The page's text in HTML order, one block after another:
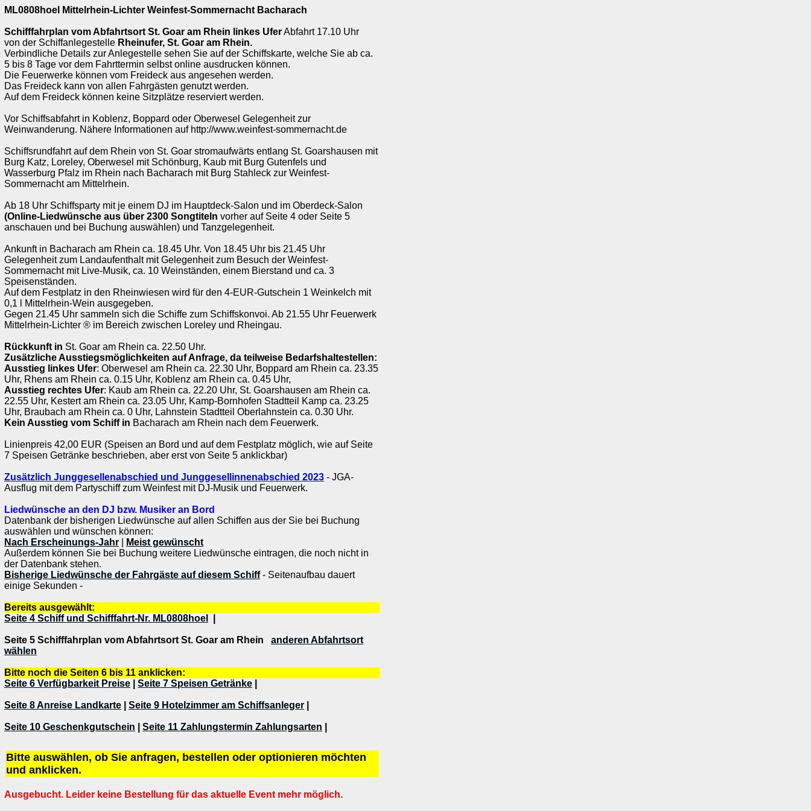
ML0808hoel Mittelrhein-Lichter Weinfest-Sommernacht Bacharach
Schifffahrplan vom Abfahrtsort St. Goar am Rhein linkes UferAbfahrt 17.10 Uhr
von der Schiffanlegestelle Rheinufer, St. Goar am Rhein.
Verbindliche Details zur Anlegestelle sehen Sie auf der Schiffskarte, welche Sie ab ca.
5 bis 8 Tage vor dem Fahrttermin selbst online ausdrucken können.
Die Feuerwerke können vom Freideck aus angesehen werden.
Das Freideck kann von allen Fahrgästen genutzt werden.
Auf dem Freideck können keine Sitzplätze reserviert werden.
Vor Schiffsabfahrt in Koblenz, Boppard oder Oberwesel Gelegenheit zur
Weinwanderung. Nähere Informationen auf http://www.weinfest-sommernacht.de
Schiffsrundfahrt auf dem Rhein von St. Goar stromaufwärts entlang St. Goarshausen mit
Burg Katz, Loreley, Oberwesel mit Schönburg, Kaub mit Burg Gutenfels und
Wasserburg Pfalz im Rhein nach Bacharach mit Burg Stahleck zur Weinfest-
Sommernacht am Mittelrhein.
Ab 18 Uhr Schiffsparty mit je einem DJ im Hauptdeck-Salon und im Oberdeck-Salon
(Online-Liedwünsche aus über 2300 Songtiteln vorher auf Seite 4 oder Seite 5
anschauen und bei Buchung auswählen) und Tanzgelegenheit.
Ankunft in Bacharach am Rhein ca. 18.45 Uhr. Von 18.45 Uhr bis 21.45 Uhr
Gelegenheit zum Landaufenthalt mit Gelegenheit zum Besuch der Weinfest-
Sommernacht mit Live-Musik, ca. 10 Weinständen, einem Bierstand und ca. 3
Speisenständen.
Auf dem Festplatz in den Rheinwiesen wird für den 4-EUR-Gutschein 1 Weinkelch mit
0,1 l Mittelrhein-Wein ausgegeben.
Gegen 21.45 Uhr sammeln sich die Schiffe zum Schiffskonvoi. Ab 21.55 Uhr Feuerwerk
Mittelrhein-Lichter ® im Bereich zwischen Loreley und Rheingau.
Rückkunft in St. Goar am Rhein ca. 22.50 Uhr.
Zusätzliche Ausstiegsmöglichkeiten auf Anfrage, da teilweise Bedarfshaltestellen:
Ausstieg linkes Ufer: Oberwesel am Rhein ca. 22.30 Uhr, Boppard am Rhein ca. 23.35
Uhr, Rhens am Rhein ca. 0.15 Uhr, Koblenz am Rhein ca. 0.45 Uhr,
Ausstieg rechtes Ufer: Kaub am Rhein ca. 22.20 Uhr, St. Goarshausen am Rhein ca.
22.55 Uhr, Kestert am Rhein ca. 23.05 Uhr, Kamp-Bornhofen Stadtteil Kamp ca. 23.25
Uhr, Braubach am Rhein ca. 0 Uhr, Lahnstein Stadtteil Oberlahnstein ca. 0.30 Uhr.
Kein Ausstieg vom Schiff in Bacharach am Rhein nach dem Feuerwerk.
Linienpreis 42,00 EUR (Speisen an Bord und auf dem Festplatz möglich, wie auf Seite
7 Speisen Getränke beschrieben, aber erst von Seite 5 anklickbar)
Zusätzlich Junggesellenabschied und Junggesellinnenabschied 2023 - JGA-
Ausflug mit dem Partyschiff zum Weinfest mit DJ-Musik und Feuerwerk.
Liedwünsche an den DJ bzw. Musiker an Bord
Datenbank der bisherigen Liedwünsche auf allen Schiffen aus der Sie bei Buchung
auswählen und wünschen können:
Nach Erscheinungs-Jahr
Meist gewünscht
Außerdem können Sie bei Buchung weitere Liedwünsche eintragen, die noch nicht in
der Datenbank stehen.
Bisherige Liedwünsche der Fahrgäste auf diesem Schiff- Seitenaufbau dauert
einige Sekunden -
Bereits ausgewählt:
Seite 4 Schiff und Schifffahrt-Nr. ML0808hoel
Seite 5 Schifffahrplan vom Abfahrtsort St. Goar am Rhein anderen Abfahrtsort
wählen
Bitte noch die Seiten 6 bis 11 anklicken:
Seite 6 Verfügbarkeit Preise
Seite 7 Speisen Getränke
Seite 8 Anreise Landkarte Seite 9 Hotelzimmer am Schiffsanleger
Seite 10 Geschenkgutschein Seite 11 Zahlungstermin Zahlungsarten
Bitte auswählen, ob Sie anfragen, bestellen oder optionieren möchten
und anklicken.
Ausgebucht. Leider keine Bestellung für das aktuelle Event mehr möglich.